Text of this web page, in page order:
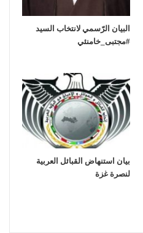
‏البيان الرّسمي لانتخاب السيد
بيان استنهاض القبائل العربية
لنصرة غزة